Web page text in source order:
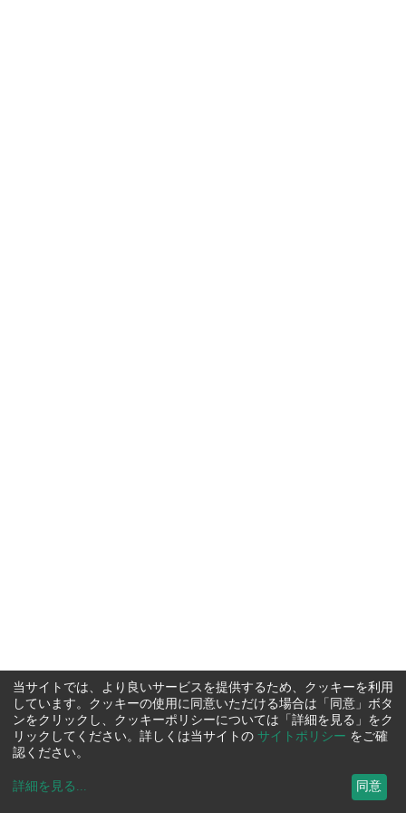
当サイトでは、より良いサービスを提供するため、クッキーを利用
しています。クッキーの使用に同意いただける場合は「同意」ボタ
ンをクリックし、クッキーポリシーについては「詳細を見る」をク
リックしてください。詳しくは当サイトの サイトポリシー をご確
認ください。
詳細を見る ... 同意